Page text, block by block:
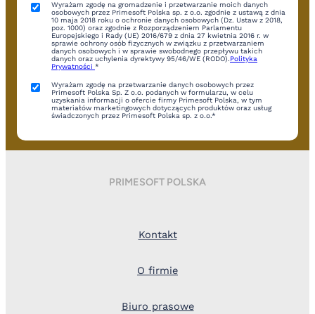
Wyrażam zgodę na gromadzenie i przetwarzanie moich danych
osobowych przez Primesoft Polska sp. z o.o. zgodnie z ustawą z dnia
10 maja 2018 roku o ochronie danych osobowych (Dz. Ustaw z 2018,
poz. 1000) oraz zgodnie z Rozporządzeniem Parlamentu
Europejskiego i Rady (UE) 2016/679 z dnia 27 kwietnia 2016 r. w
sprawie ochrony osób fizycznych w związku z przetwarzaniem
danych osobowych i w sprawie swobodnego przepływu takich
danych oraz uchylenia dyrektywy 95/46/WE (RODO). Polityka
Prywatności *
Wyrażam zgodę na przetwarzanie danych osobowych przez
Primesoft Polska Sp. Z o.o. podanych w formularzu, w celu
uzyskania informacji o ofercie firmy Primesoft Polska, w tym
materiałów marketingowych dotyczących produktów oraz usług
świadczonych przez Primesoft Polska sp. z o.o.*
PRIMESOFT POLSKA
Kontakt
O firmie
Biuro prasowe